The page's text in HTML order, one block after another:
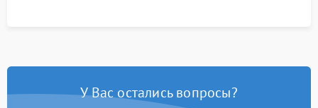
У Вас остались вопросы?